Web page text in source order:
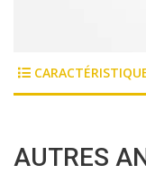
AUTRES